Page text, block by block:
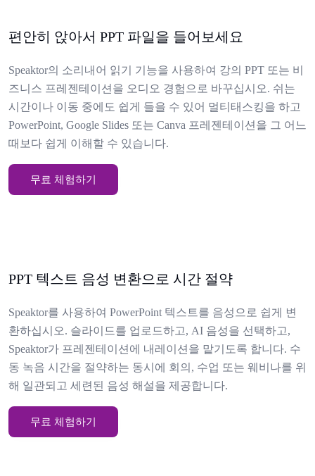
편안히 앉아서 PPT 파일을 들어보세요
Speaktor의 소리내어 읽기 기능을 사용하여 강의 PPT 또는 비
즈니스 프레젠테이션을 오디오 경험으로 바꾸십시오. 쉬는
시간이나 이동 중에도 쉽게 들을 수 있어 멀티태스킹을 하고
PowerPoint, Google Slides 또는 Canva 프레젠테이션을 그 어느
때보다 쉽게 이해할 수 있습니다.
무료 체험하기
PPT 텍스트 음성 변환으로 시간 절약
Speaktor를 사용하여 PowerPoint 텍스트를 음성으로 쉽게 변
환하십시오. 슬라이드를 업로드하고, AI 음성을 선택하고,
Speaktor가 프레젠테이션에 내레이션을 맡기도록 합니다. 수
동 녹음 시간을 절약하는 동시에 회의, 수업 또는 웨비나를 위
해 일관되고 세련된 음성 해설을 제공합니다.
무료 체험하기